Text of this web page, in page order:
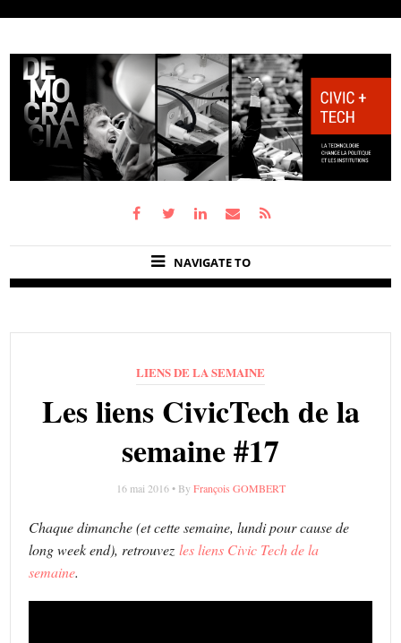
NAVIGATE TO
LIENS DE LA SEMAINE
Les liens CivicTech de la
semaine #17
16 mai 2016 • By François GOMBERT
Chaque dimanche (et cette semaine, lundi pour cause de
long week end), retrouvezles liens Civic Tech de la
semaine.